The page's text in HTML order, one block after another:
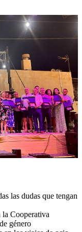
las dudas que tengan
la Cooperativa
género